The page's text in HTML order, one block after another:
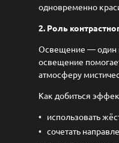
одновременно
2. Роль
Освещение — один
освещение
атмосферу
Как добиться
использовать
сочетать